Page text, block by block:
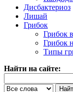
Дисбактериоз
Лишай
Грибок
Грибок
Грибок
Типы
Найти на сайте: